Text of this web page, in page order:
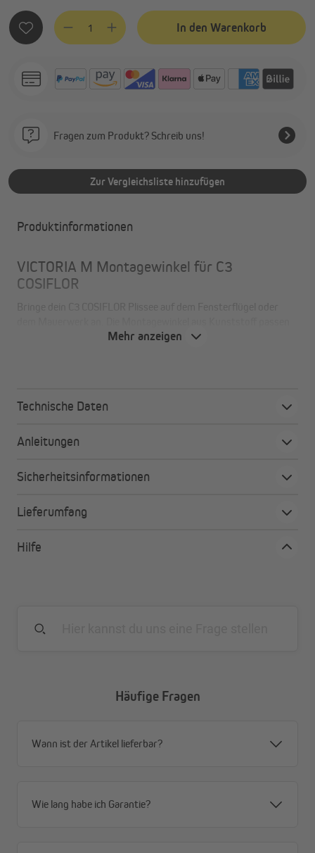
Produkt Anzahl: Gib den gewünschten Wert ein oder
In den Warenkorb
Fragen zum Produkt? Schreib uns!
Zur Vergleichsliste hinzufügen
Produktinformationen
VICTORIA M Montagewinkel für C3
COSIFLOR
zu jedem Fenstermaterial.
oder im 2er-Set!
Mit VICTORIA M Originalware stellst du sicher, dass
Mehr anzeigen
Technische Daten
Anleitungen
Sicherheitsinformationen
Lieferumfang
Hilfe
Häufige Fragen
Wann ist der Artikel lieferbar?
Wie lang habe ich Garantie?